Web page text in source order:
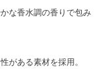
な香水調の香りで包み
がある素材を採用。